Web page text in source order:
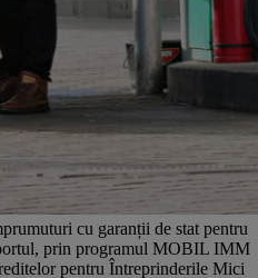
cu garanții de stat pentru
prin programul MOBIL IMM
pentru Întreprinderile Mici